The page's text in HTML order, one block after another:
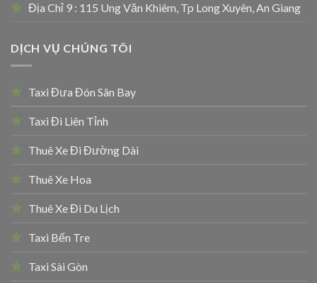
Địa Chỉ 9 : 115 Ung Văn Khiêm, Tp Long Xuyên, An Giang
DỊCH VỤ CHÚNG TÔI
Taxi Đưa Đón Sân Bay
Taxi Đi Liên Tỉnh
Thuê Xe Đi Đường Dài
Thuê Xe Hoa
Thuê Xe Đi Du Lịch
Taxi Bến Tre
Taxi Sài Gòn